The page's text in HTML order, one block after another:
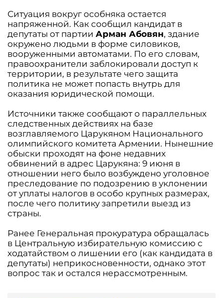
Ситуация вокруг особняка остается
напряженной. Как сообщил кандидат в
депутаты от партии Арман Абовян, здание
окружено людьми в форме силовиков,
вооруженными автоматами. По его словам,
правоохранители заблокировали доступ к
территории, в результате чего защита
политика не может попасть внутрь для
оказания юридической помощи.
Источники также сообщают о параллельных
следственных действиях на базе
возглавляемого Царукяном Национального
олимпийского комитета Армении. Нынешние
обыски проходят на фоне недавних
обвинений в адрес Царукяна: 9 июня в
отношении него было возбуждено уголовное
преследование по подозрению в уклонении
от уплаты налогов в особо крупных размерах,
после чего политику запретили выезд из
страны.
Ранее Генеральная прокуратура обращалась
в Центральную избирательную комиссию с
ходатайством о лишении его (как кандидата в
депутаты) неприкосновенности, однако этот
вопрос так и остался нерассмотренным.